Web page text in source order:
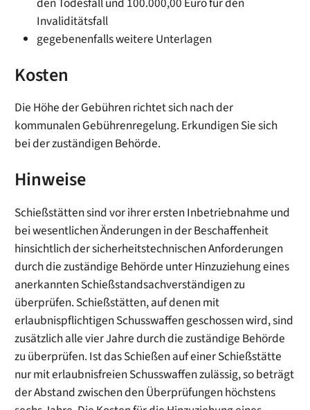
Invaliditätsfall
gegebenenfalls weitere Unterlagen
Kosten
Die Höhe der Gebühren richtet sich nach der
kommunalen Gebührenregelung. Erkundigen Sie sich
bei der zuständigen Behörde.
Hinweise
Schießstätten sind vor ihrer ersten Inbetriebnahme und
bei wesentlichen Änderungen in der Beschaffenheit
hinsichtlich der sicherheitstechnischen Anforderungen
durch die zuständige Behörde unter Hinzuziehung eines
anerkannten Schießstandsachverständigen zu
überprüfen. Schießstätten, auf denen mit
erlaubnispflichtigen Schusswaffen geschossen wird, sind
zusätzlich alle vier Jahre durch die zuständige Behörde
zu überprüfen. Ist das Schießen auf einer Schießstätte
nur mit erlaubnisfreien Schusswaffen zulässig, so beträgt
der Abstand zwischen den Überprüfungen höchstens